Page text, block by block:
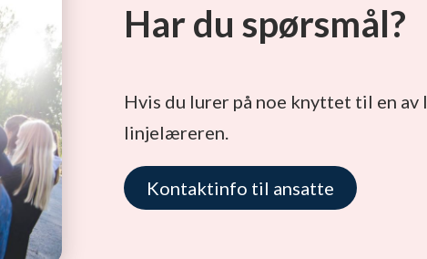
Har du spørsmål?
Hvis du lurer på noe knyttet til en av
linjelæreren.
Kontaktinfo til ansatte